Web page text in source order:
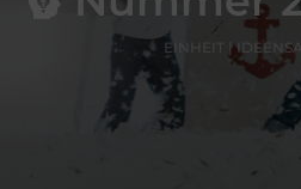
EINHEIT |